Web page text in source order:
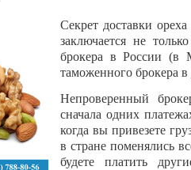
Секрет доставки
заключается не
брокера в России (в
таможенного брокера в
Непроверенный
сначала одних
когда вы привезете
в стране поменялись
будете платить